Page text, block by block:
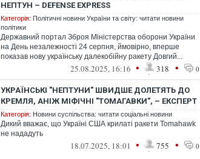
НЕПТУН – DEFENSE EXPRESS
Категорія: Політичні новини України та світу: читати новини
політики
Державний портал Зброя Міністерства оборони України
на День незалежності 24 серпня, ймовірно, вперше
показав нову українську далекобійну ракету Довгий...
25.08.2025, 16:16 • 318 • 0
УКРАЇНСЬКІ "НЕПТУНИ" ШВИДШЕ ДОЛЕТЯТЬ ДО
КРЕМЛЯ, АНІЖ МІФІЧНІ "ТОМАГАВКИ", – ЕКСПЕРТ
Категорія: Новини суспільства: читати соціальні новини
Дикий вважає, що Україні США крилаті ракети Tomahawk
не нададуть
18.07.2025, 18:01 • 755 • 0